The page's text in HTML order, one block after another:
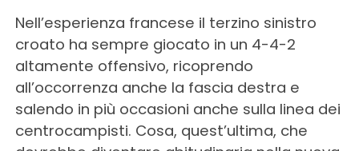
Nell’esperienza francese il terzino sinistro
croato ha sempre giocato in un 4-4-2
altamente offensivo, ricoprendo
all’occorrenza anche la fascia destra e
salendo in più occasioni anche sulla linea dei
centrocampisti. Cosa, quest’ultima, che